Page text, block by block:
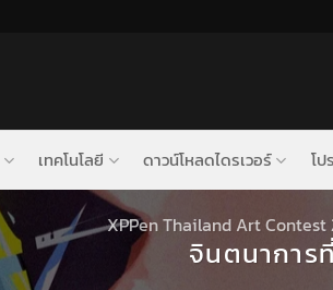
เทคโนโลยี ดาวน์โหลดไดรเวอร์ โป
XPPen Thailand Art Contest
จินตนาการ